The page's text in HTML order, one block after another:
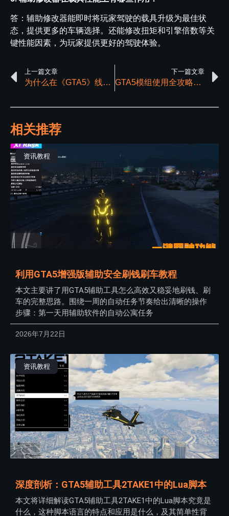
答：辅助修改器能即时将玩家驾驶的载具升级为最佳状
态，提供更多的车辆选择。还能修改扭矩和引擎倍数等关
键性能因素，为玩家提供更好的驾驶体验。
上一篇文章
为什么在《GTA5》线上模式中，许多人使用线上小助手？
下一篇文章
GTA5模组使用全攻略：注意事项及优化提升方式
相关推荐
资讯教程
利用GTA5增强版辅助安全刷钱刷车教程
本文主要讲了用GTA5辅助工具怎么高效又稳妥地刷钱、刷
车的完整思路。围绕一周的自动任务节奏给出清晰的操作
步骤：第一天用辅助软件的自动公寓任务
2026年7月22日
资讯教程
深度剖析：GTA5辅助工具2TAKE1中的Lua脚本
本文将详细解读GTA5辅助工具2TAKE1中的Lua脚本究竟是
什么，这种脚本语言的特点和应用是什么，及其简单性背